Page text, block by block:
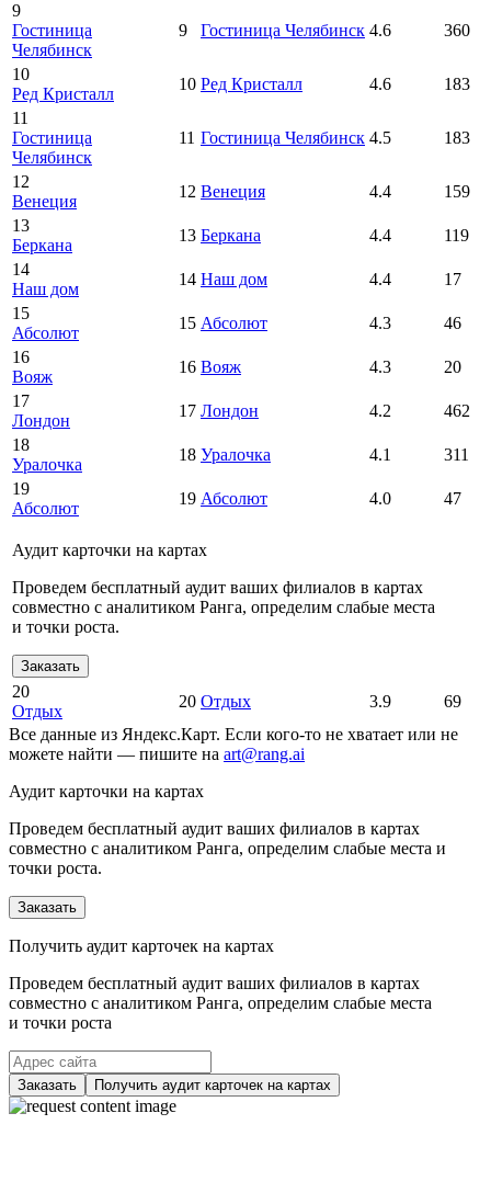
9
Гостиница
Челябинск
9 Гостиница Челябинск 4.6 360
10
Ред Кристалл
10 Ред Кристалл 4.6
183
11
Гостиница
Челябинск
11 Гостиница Челябинск 4.5 183
12
Венеция
12 Венеция 4.4
159
13
Беркана
13 Беркана 4.4
119
14
Наш дом
14 Наш дом 4.4
17
15
Абсолют
15 Абсолют 4.3
46
16
Вояж
16 Вояж 4.3
20
17
Лондон
17 Лондон 4.2
462
18
Уралочка
18 Уралочка 4.1
311
19
Абсолют
19 Абсолют 4.0 47
Аудит карточки на картах
Проведем бесплатный аудит ваших филиалов в картах
совместно с аналитиком Ранга, определим слабые места
и точки роста.
Заказать
20
Отдых
20 Отдых 3.9
69
Все данные из Яндекс.Карт. Если кого-то не хватает или не
можете найти — пишите на art@rang.ai
Аудит карточки на картах
Проведем бесплатный аудит ваших филиалов в картах
совместно с аналитиком Ранга, определим слабые места и
точки роста.
Заказать
Получить аудит карточек на картах
Проведем бесплатный аудит ваших филиалов в картах
совместно с аналитиком Ранга, определим слабые места
и точки роста
Заказать Получить аудит карточек на картах